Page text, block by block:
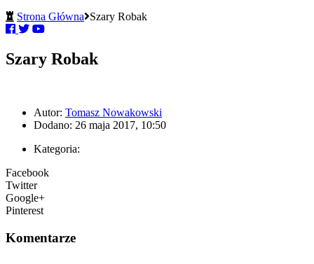
Strona Główna Szary Robak
Szary Robak
Autor: Tomasz Nowakowski
Dodano: 26 maja 2017, 10:50
Kategoria:
Facebook
Twitter
Google+
Pinterest
Komentarze